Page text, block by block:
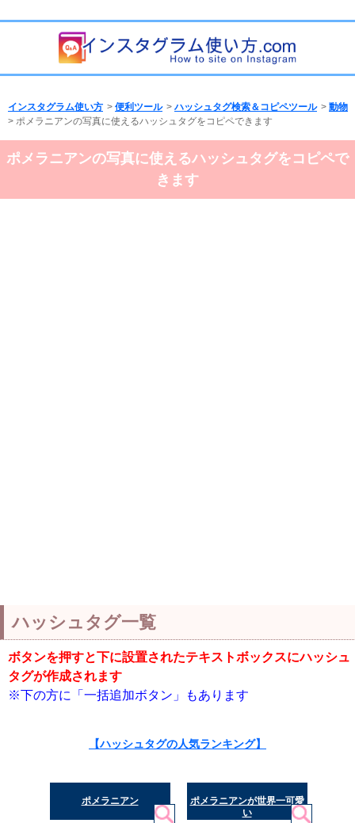
インスタグラム使い方 > 便利ツール >ハッシュタグ検索＆コピペツール > 動物
> ポメラニアンの写真に使えるハッシュタグをコピペできます
ポメラニアンの写真に使えるハッシュタグをコピペで
きます
ハッシュタグ一覧
ボタンを押すと下に設置されたテキストボックスにハッシュ
タグが作成されます
※下の方に「一括追加ボタン」もあります
【ハッシュタグの人気ランキング】
ポメラニアン
ポメラニアンが世界一可愛
い